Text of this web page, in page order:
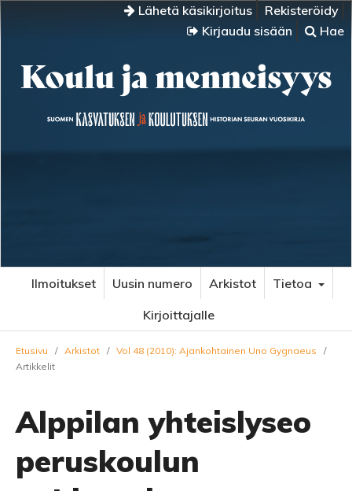
Lähetä käsikirjoitus
Rekisteröidy
Kirjaudu sisään
Hae
Ilmoitukset Uusin numero Arkistot
Tietoa
Kirjoittajalle
Etusivu / Arkistot / Vol 48 (2010): Ajankohtainen Uno Gygnaeus
/
Artikkelit
Alppilan yhteislyseo
peruskoulun